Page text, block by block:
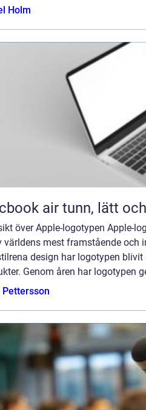
Holm
Macbook air
över Apple-logotypen Apple-
världens mest framstående och
design har logotypen
Genom åren har logotypen